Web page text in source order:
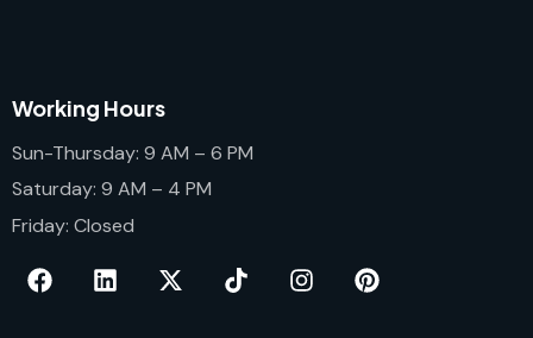
Working Hours
Sun-Thursday: 9 AM – 6 PM
Saturday: 9 AM – 4 PM
Friday: Closed